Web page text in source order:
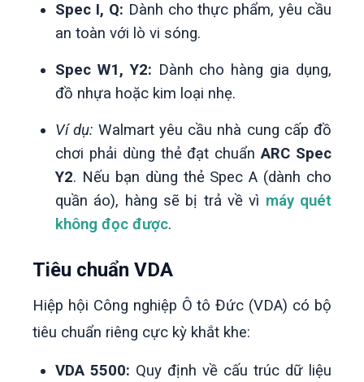
Spec I, Q: Dành cho thực phẩm, yêu cầu
an toàn với lò vi sóng.
Spec W1, Y2: Dành cho hàng gia dụng,
đồ nhựa hoặc kim loại nhẹ.
Ví dụ: Walmart yêu cầu nhà cung cấp đồ
chơi phải dùng thẻ đạt chuẩnARC Spec
Y2. Nếu bạn dùng thẻ Spec A (dành cho
quần áo), hàng sẽ bị trả về vì máy quét
không đọc được.
Tiêu chuẩn VDA
Hiệp hội Công nghiệp Ô tô Đức (VDA) có bộ
tiêu chuẩn riêng cực kỳ khắt khe:
VDA 5500: Quy định về cấu trúc dữ liệu